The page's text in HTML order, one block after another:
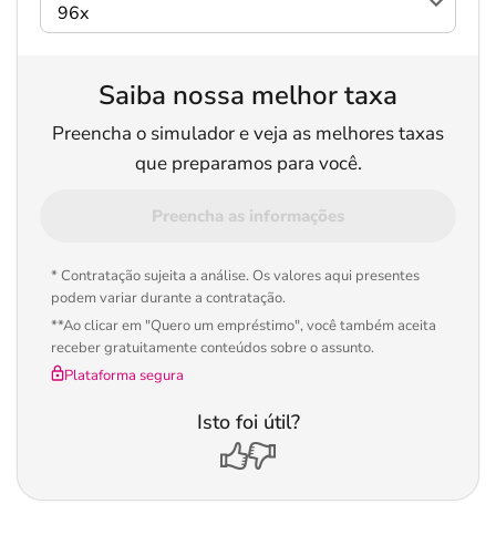
Saiba nossa melhor taxa
Preencha o simulador e veja as melhores taxas
que preparamos para você.
Preencha as informações
* Contratação sujeita a análise. Os valores aqui presentes
podem variar durante a contratação.
**Ao clicar em "Quero um empréstimo", você também aceita
receber gratuitamente conteúdos sobre o assunto.
Plataforma segura
Isto foi útil?